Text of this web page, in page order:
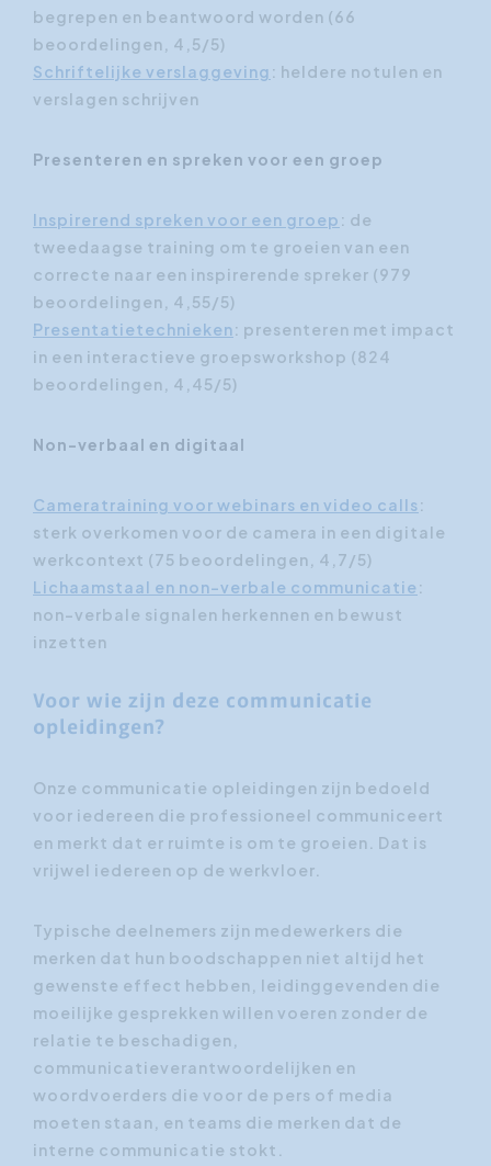
begrepen en beantwoord worden (66
beoordelingen, 4,5/5)
Schriftelijke verslaggeving : heldere notulen en
verslagen schrijven
Presenteren en spreken voor een groep
Inspirerend spreken voor een groep : de
tweedaagse training om te groeien van een
correcte naar een inspirerende spreker (979
beoordelingen, 4,55/5)
Presentatietechnieken: presenteren met impact
in een interactieve groepsworkshop (824
beoordelingen, 4,45/5)
Non-verbaal en digitaal
Cameratraining voor webinars en video calls:
sterk overkomen voor de camera in een digitale
werkcontext (75 beoordelingen, 4,7/5)
Lichaamstaal en non-verbale communicatie :
non-verbale signalen herkennen en bewust
inzetten
Voor wie zijn deze communicatie
opleidingen?
Onze communicatie opleidingen zijn bedoeld
voor iedereen die professioneel communiceert
en merkt dat er ruimte is om te groeien. Dat is
vrijwel iedereen op de werkvloer.
Typische deelnemers zijn medewerkers die
merken dat hun boodschappen niet altijd het
gewenste effect hebben, leidinggevenden die
moeilijke gesprekken willen voeren zonder de
relatie te beschadigen,
communicatieverantwoordelijken en
woordvoerders die voor de pers of media
moeten staan, en teams die merken dat de
interne communicatie stokt.